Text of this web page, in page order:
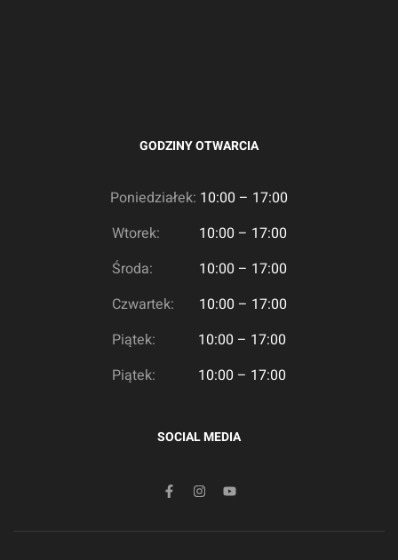
GODZINY OTWARCIA
Poniedziałek: 10:00 – 17:00
Wtorek: 10:00 – 17:00
Środa: 10:00 – 17:00
Czwartek: 10:00 – 17:00
Piątek: 10:00 – 17:00
Piątek: 10:00 – 17:00
SOCIAL MEDIA